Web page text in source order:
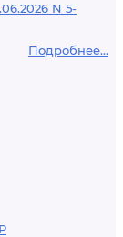
N 5-
Подробнее...